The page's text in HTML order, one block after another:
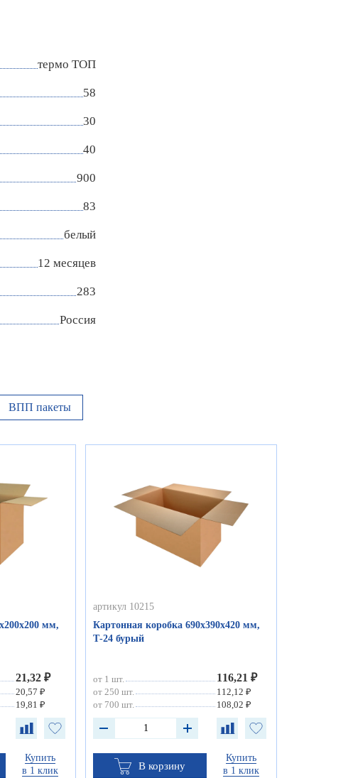
термо ТОП
58
30
40
900
83
белый
12 месяцев
283
Россия
ВПП пакеты
мм,
21,32 ₽
20,57 ₽
19,81 ₽
Купить
в 1 клик
артикул 10215
Картонная коробка 690х390х420 мм,
Т-24 бурый
от 1 шт. 116,21 ₽
от 250 шт.
112,12 ₽
от 700 шт.
108,02 ₽
В корзину
Купить
в 1 клик